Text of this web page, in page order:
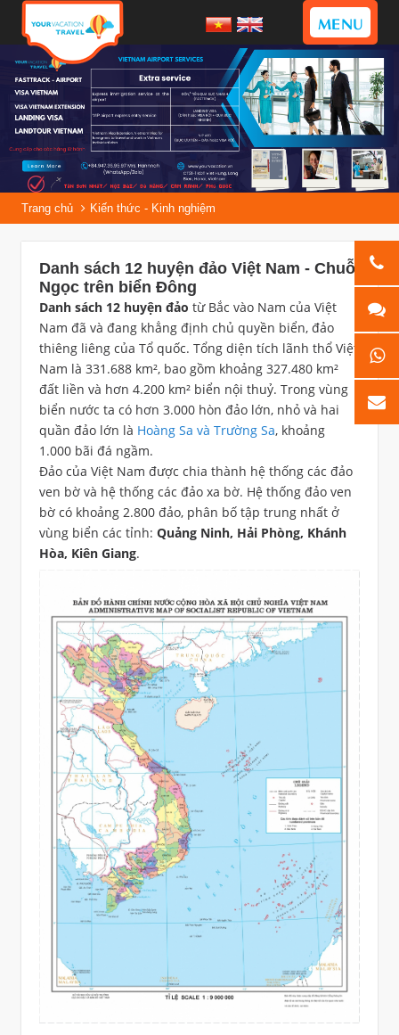
MENU
Trang chủ Kiến thức - Kinh nghiệm
Danh sách 12 huyện đảo Việt Nam - Chuỗi
Ngọc trên biển Đông
Danh sách 12 huyện đảo từ Bắc vào Nam của Việt
Nam đã và đang khẳng định chủ quyền biển, đảo
thiêng liêng của Tổ quốc. Tổng diện tích lãnh thổ Việt
Nam là 331.688 km², bao gồm khoảng 327.480 km²
đất liền và hơn 4.200 km² biển nội thuỷ. Trong vùng
biển nước ta có hơn 3.000 hòn đảo lớn, nhỏ và hai
quần đảo lớn là Hoàng Sa và Trường Sa, khoảng
1.000 bãi đá ngầm.
Đảo của Việt Nam được chia thành hệ thống các đảo
ven bờ và hệ thống các đảo xa bờ. Hệ thống đảo ven
bờ có khoảng 2.800 đảo, phân bố tập trung nhất ở
vùng biển các tỉnh: Quảng Ninh, Hải Phòng, Khánh
Hòa, Kiên Giang.